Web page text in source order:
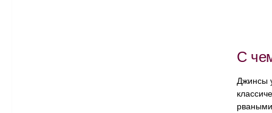
С
Джинсы